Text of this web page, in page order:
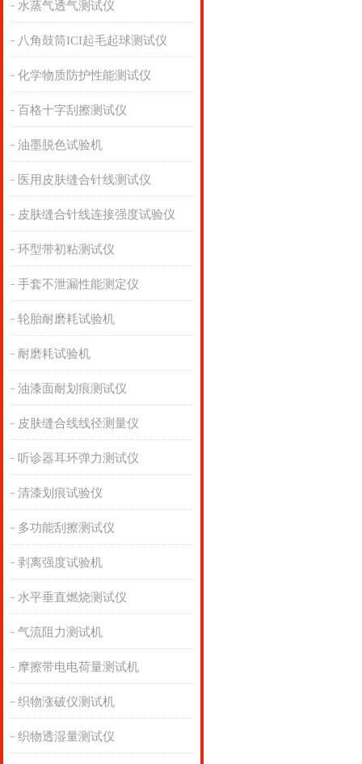
水蒸气透气测试仪
八角鼓筒ICI起毛起球测试仪
化学物质防护性能测试仪
百格十字刮擦测试仪
油墨脱色试验机
医用皮肤缝合针线测试仪
皮肤缝合针线连接强度试验仪
环型带初粘测试仪
手套不泄漏性能测定仪
轮胎耐磨耗试验机
耐磨耗试验机
油漆面耐划痕测试仪
皮肤缝合线线径测量仪
听诊器耳环弹力测试仪
清漆划痕试验仪
多功能刮擦测试仪
剥离强度试验机
水平垂直燃烧测试仪
气流阻力测试机
摩擦带电电荷量测试机
织物涨破仪测试机
织物透湿量测试仪